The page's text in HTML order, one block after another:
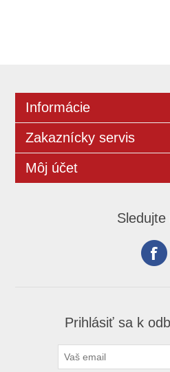
Informácie
Zakaznícky servis
Môj účet
Sledujte
Prihlásiť sa k